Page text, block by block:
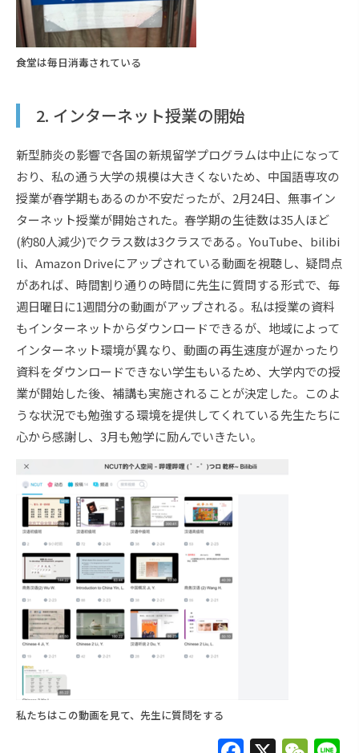
食堂は毎日消毒されている
2. インターネット授業の開始
新型肺炎の影響で各国の新規留学プログラムは中止になって
おり、私の通う大学の規模は大きくないため、中国語専攻の
授業が春学期もあるのか不安だったが、2月24日、無事イン
ターネット授業が開始された。春学期の生徒数は35人ほど
(約80人減少)でクラス数は3クラスである。YouTube、bilibi
li、Amazon Driveにアップされている動画を視聴し、疑問点
があれば、時間割り通りの時間に先生に質問する形式で、毎
週日曜日に1週間分の動画がアップされる。私は授業の資料
もインターネットからダウンロードできるが、地域によって
インターネット環境が異なり、動画の再生速度が遅かったり
資料をダウンロードできない学生もいるため、大学内での授
業が開始した後、補講も実施されることが決定した。このよ
うな状況でも勉強する環境を提供してくれている先生たちに
心から感謝し、3月も勉学に励んでいきたい。
私たちはこの動画を見て、先生に質問をする